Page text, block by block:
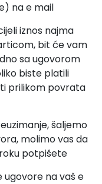
na e mail
iznos najma
bit će vam
sa ugovorom
biste platili
prilikom povrata
šaljemo
molimo vas da
potpišete
ugovore na vaš e